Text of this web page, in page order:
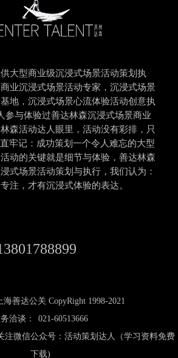
大型商业级沉浸式场景活动策划执
业沉浸式场景活动专家，沉浸式场景
地，沉浸式场景心流体验活动创意执
参与体验过善达林森沉浸式场景商业
森活动达人眼里，活动没有彩排，只
牢记：成功策划一个令人难忘的大型
动的关键就是细节与体验，善达林森
式场景活动策划与执行，我们认为：
注，才有沉浸式体验的表达。
善达公关 CopyRight 1998-2021
洽谈：
021-60513666
注微信公众号：活动策划达人（学习资料免费
下载)